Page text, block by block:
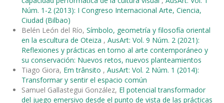
Núm. 1-2 (2013): I Congreso Internacional Arte, Ciencia,
Ciudad (Bilbao)
Belén León del Río, Símbolo, geometría y filosofía oriental
en la escultura de Oteiza , AusArt: Vol. 9 Núm. 2 (2021):
Reflexiones y prácticas en torno al arte contemporáneo y
su conservación: Nuevos retos, nuevos planteamientos
Tiago Giora, Em trânsito , AusArt: Vol. 2 Núm. 1 (2014):
Transformar y sentir el espacio común
Samuel Gallastegui González, El potencial transformador
del juego emersivo desde el punto de vista de las prácticas